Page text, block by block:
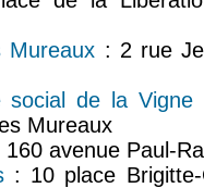
Mureaux : 2 rue
de la Vigne
Mureaux
160 avenue Paul-
: 10 place Brigitte-